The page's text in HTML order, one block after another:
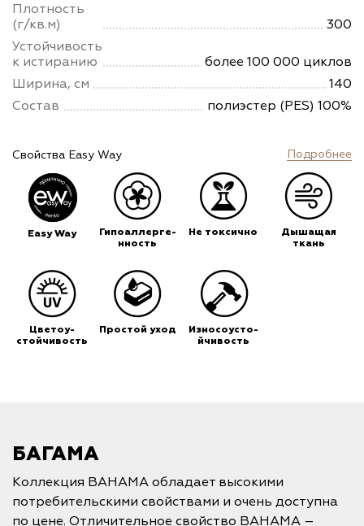
Плотность
(г/кв.м)
300
Устойчивость
к истиранию
более 100 000 циклов
Ширина, см
140
Состав
полиэстер (PES) 100%
Свойства Easy Way Подробнее
Easy Way
Гипоаллерге-
нность
Не токсично
Дышащая
ткань
Цветоу-
стойчивость
Простой уход
Износоусто-
йчивость
БАГАМА
Коллекция BAHAMA обладает высокими
потребительскими свойствами и очень доступна
по цене. Отличительное свойство BAHAMA –